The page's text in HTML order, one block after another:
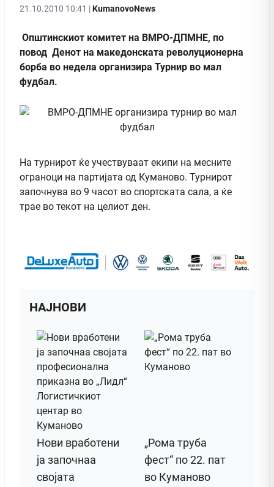
21.10.2010 10:41 |KumanovoNews
Општинскиот комитет на ВМРО-ДПМНЕ, по
повод Денот на македонската револуционерна
борба во недела организира Турнир во мал
фудбал.
На турнирот ќе учествуваат екипи на месните
ограноци на партијата од Куманово. Турнирот
започнува во 9 часот во спортската сала, а ќе
трае во текот на целиот ден.
НАЈНОВИ
Нови вработени
ја започнаа
својата
„Рома труба
фест“ по 22. пат
во Куманово